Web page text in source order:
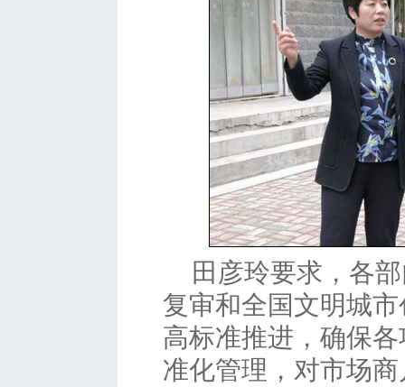
田彦玲要求，各
复审和全国文明城
高标准推进，确保
准化管理，对市场